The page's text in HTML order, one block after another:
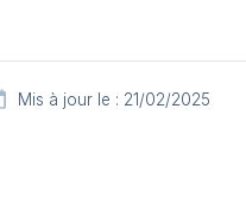
Mis à jour le : 21/02/2025